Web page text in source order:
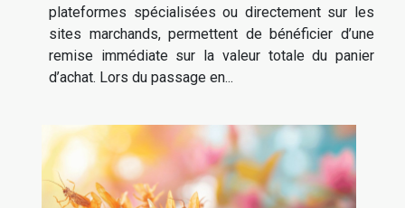
plateformes spécialisées ou directement sur les
sites marchands, permettent de bénéficier d’une
remise immédiate sur la valeur totale du panier
d’achat. Lors du passage en...